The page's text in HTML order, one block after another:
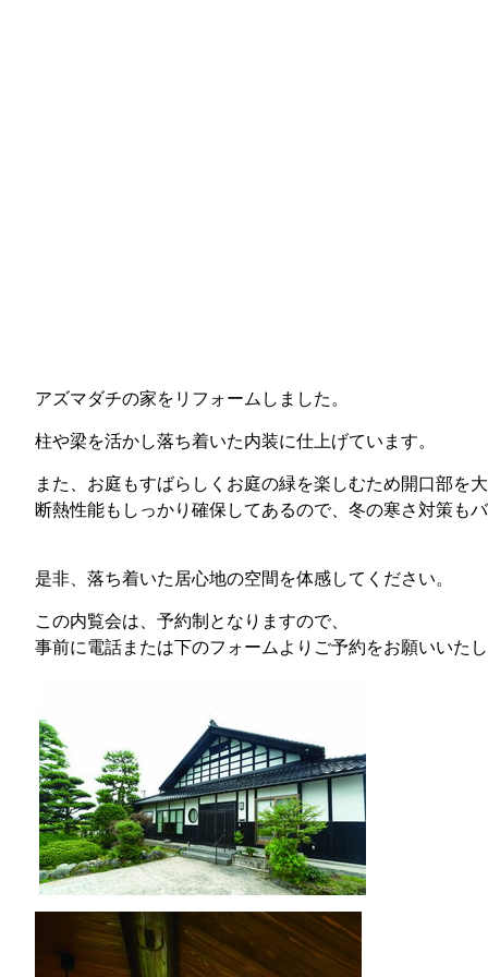
アズマダチの家をリフォームしました。
柱や梁を活かし落ち着いた内装に仕上げています。
また、お庭もすばらしくお庭の緑を楽しむため開口部を大
断熱性能もしっかり確保してあるので、冬の寒さ対策もバ
是非、落ち着いた居心地の空間を体感してください。
この内覧会は、予約制となりますので、
事前に電話または下のフォームよりご予約をお願いいたし